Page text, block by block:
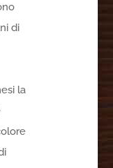
di
la